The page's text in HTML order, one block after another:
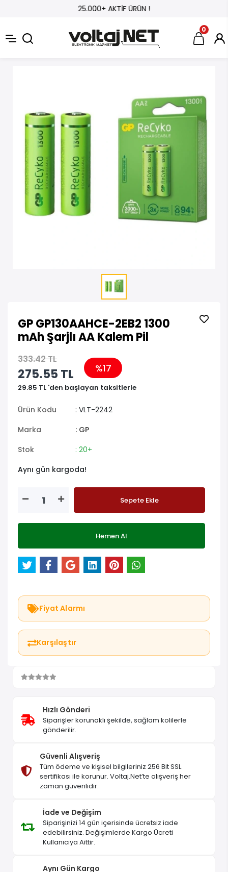
25.000+ AKTİF ÜRÜN !
0
GP GP130AAHCE-2EB2 1300
mAh Şarjlı AA Kalem Pil
333.42 TL
275.55 TL %17
29.85 TL 'den başlayan taksitlerle
Ürün Kodu
: VLT-2242
Marka
: GP
Stok
: 20+
Aynı gün kargoda!
Sepete Ekle
Hemen Al
Fiyat Alarmı
Karşılaştır
Hızlı Gönderi
Siparişler korunaklı şekilde, sağlam kolilerle
gönderilir.
Güvenli Alışveriş
Tüm ödeme ve kişisel bilgileriniz 256 Bit SSL
sertifikası ile korunur. Voltaj.Net’te alışveriş her
zaman güvenlidir.
İade ve Değişim
Siparişinizi 14 gün içerisinde ücretsiz iade
edebilirsiniz. Değişimlerde Kargo Ücreti
Kullanıcıya Aittir.
Aynı Gün Kargo